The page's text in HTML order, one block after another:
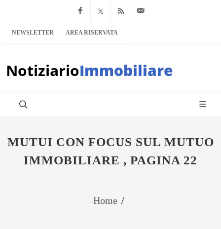
Facebook
x.com Feed RSS
NEWSLETTER AREA RISERVATA
NotiziarioImmobiliare
MUTUI CON FOCUS SUL MUTUO
IMMOBILIARE , PAGINA 22
Home /